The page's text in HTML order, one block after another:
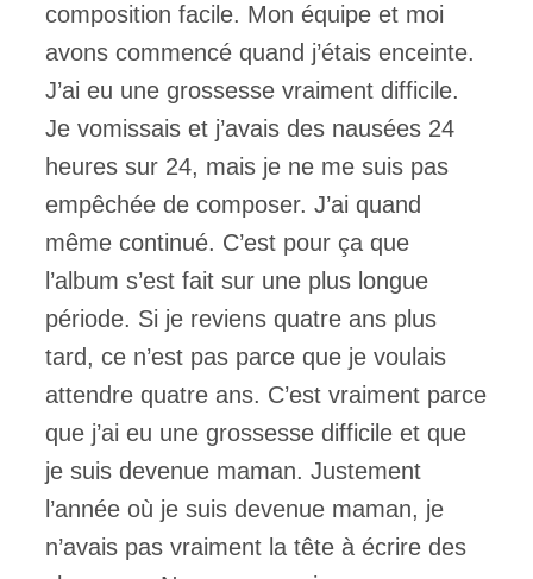
composition facile. Mon équipe et moi
avons commencé quand j’étais enceinte.
J’ai eu une grossesse vraiment difficile.
Je vomissais et j’avais des nausées 24
heures sur 24, mais je ne me suis pas
empêchée de composer. J’ai quand
même continué. C’est pour ça que
l’album s’est fait sur une plus longue
période. Si je reviens quatre ans plus
tard, ce n’est pas parce que je voulais
attendre quatre ans. C’est vraiment parce
que j’ai eu une grossesse difficile et que
je suis devenue maman. Justement
l’année où je suis devenue maman, je
n’avais pas vraiment la tête à écrire des